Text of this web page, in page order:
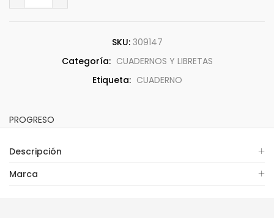
SKU: 309147
Categoría: CUADERNOS Y LIBRETAS
Etiqueta: CUADERNO
PROGRESO
Descripción
Marca